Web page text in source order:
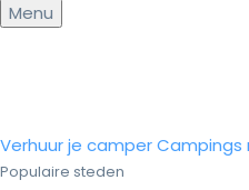
Menu
Verhuur je camperCampings
Populaire steden